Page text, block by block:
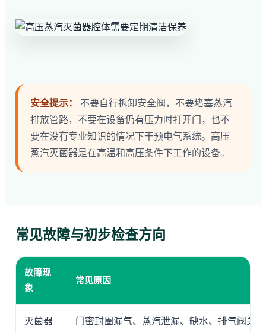
安全提示：
不要自行拆卸安全阀，不要堵塞蒸汽
排放管路，不要在设备仍有压力时打开门，也不
要在没有专业知识的情况下干预电气系统。高压
蒸汽灭菌器是在高温和高压条件下工作的设备。
常见故障与初步检查方向
故障现
象
常见原因
灭菌器
门密封圈漏气、蒸汽泄漏、缺水、排气阀关闭